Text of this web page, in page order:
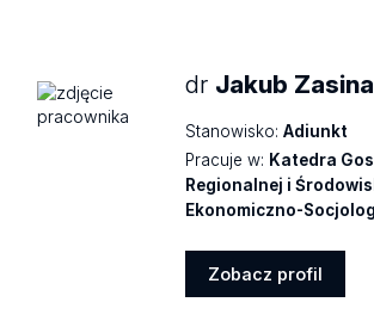
dr Jakub Zasina
Stanowisko: Adiunkt
Pracuje w: Katedra
Regionalnej i
Ekonomiczno-
Zobacz profil